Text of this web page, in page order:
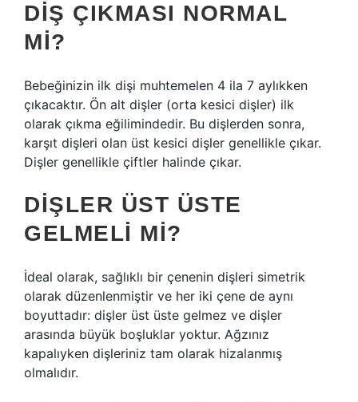
DIŞ ÇIKMASI NORMAL
MI?
Bebeğinizin ilk dişi muhtemelen 4 ila 7 aylıkken
çıkacaktır. Ön alt dişler (orta kesici dişler) ilk
olarak çıkma eğilimindedir. Bu dişlerden sonra,
karşıt dişleri olan üst kesici dişler genellikle çıkar.
Dişler genellikle çiftler halinde çıkar.
DIŞLER ÜST ÜSTE
GELMELI MI?
İdeal olarak, sağlıklı bir çenenin dişleri simetrik
olarak düzenlenmiştir ve her iki çene de aynı
boyuttadır: dişler üst üste gelmez ve dişler
arasında büyük boşluklar yoktur. Ağzınız
kapalıyken dişleriniz tam olarak hizalanmış
olmalıdır.